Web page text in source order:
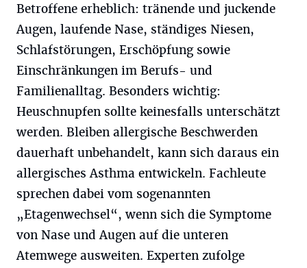
Betroffene erheblich: tränende und juckende
Augen, laufende Nase, ständiges Niesen,
Schlafstörungen, Erschöpfung sowie
Einschränkungen im Berufs- und
Familienalltag. Besonders wichtig:
Heuschnupfen sollte keinesfalls unterschätzt
werden. Bleiben allergische Beschwerden
dauerhaft unbehandelt, kann sich daraus ein
allergisches Asthma entwickeln. Fachleute
sprechen dabei vom sogenannten
„Etagenwechsel“, wenn sich die Symptome
von Nase und Augen auf die unteren
Atemwege ausweiten. Experten zufolge